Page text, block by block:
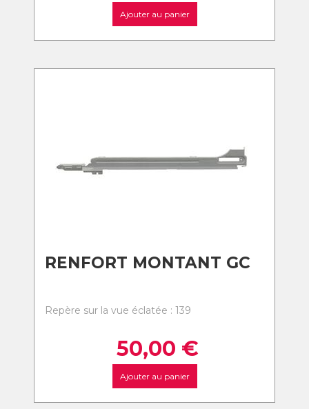
Ajouter au panier
RENFORT MONTANT GC
Repère sur la vue éclatée : 139
50,00 €
Ajouter au panier